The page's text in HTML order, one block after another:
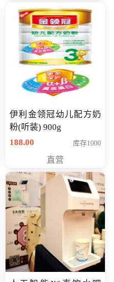
伊利金领冠幼儿配方奶
粉(听装) 900g
188.00
库存1000
直营